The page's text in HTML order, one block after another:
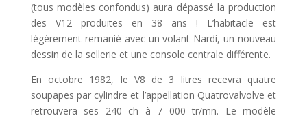
(tous modèles confondus) aura dépassé la production
des V12 produites en 38 ans ! L’habitacle est
légèrement remanié avec un volant Nardi, un nouveau
dessin de la sellerie et une console centrale différente.
En octobre 1982, le V8 de 3 litres recevra quatre
soupapes par cylindre et l’appellation Quatrovalvolve et
retrouvera ses 240 ch à 7 000 tr/mn. Le modèle